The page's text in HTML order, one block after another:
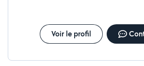
Voir le profil